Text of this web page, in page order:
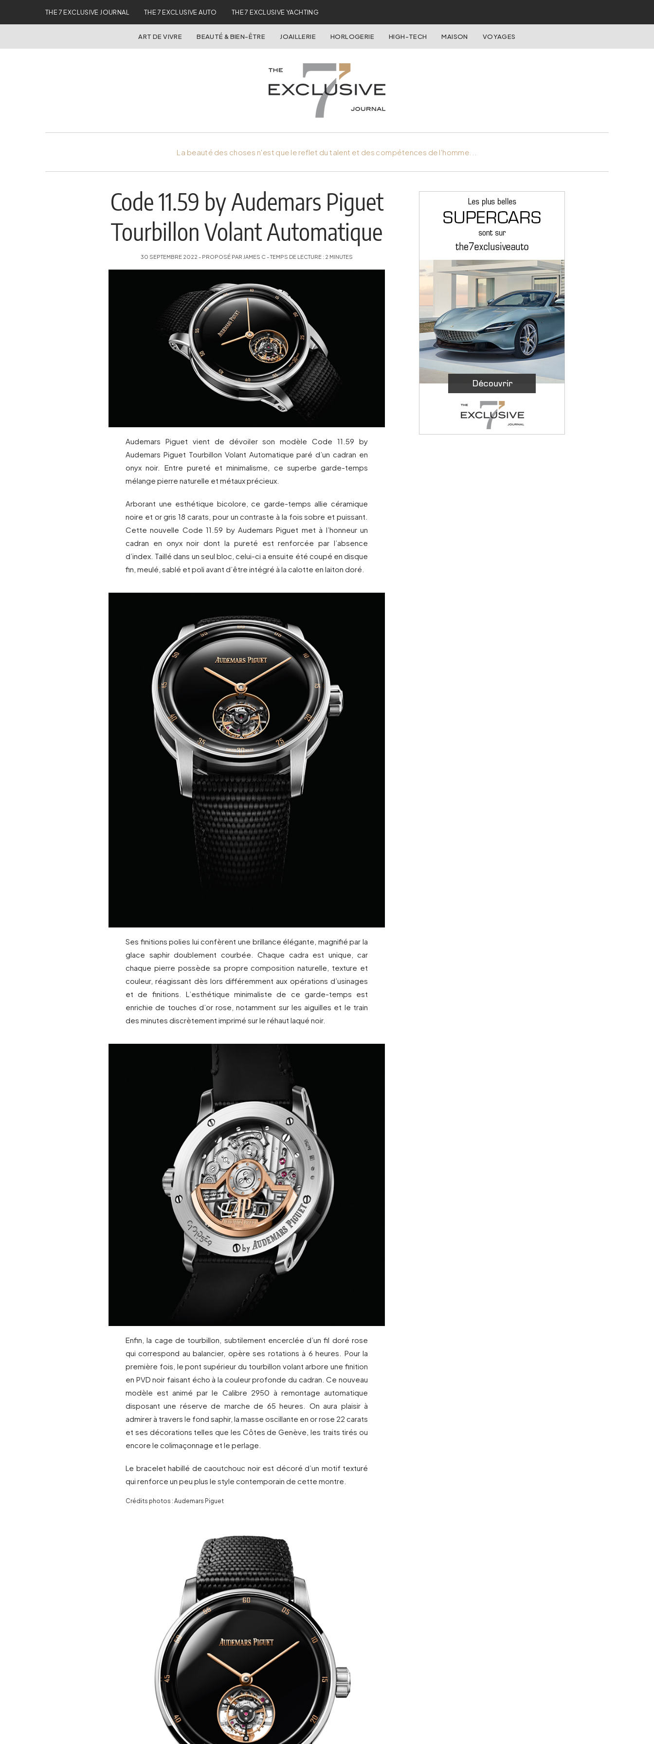
THE 7 EXCLUSIVE JOURNAL THE 7 EXCLUSIVE AUTO THE 7 EXCLUSIVE YACHTING
ART DE VIVRE BEAUTÉ & BIEN-ÊTRE JOAILLERIE HORLOGERIE HIGH-TECH MAISON VOYAGES
La beauté des choses n'est que le reflet du talent et des compétences de l'homme...
Code 11.59 by Audemars Piguet
Tourbillon Volant Automatique
30 SEPTEMBRE 2022 - PROPOSÉ PAR JAMES C - TEMPS DE LECTURE : 2 MINUTES
Audemars Piguet vient de dévoiler son modèle Code 11.59 by
Audemars Piguet Tourbillon Volant Automatique paré d’un cadran en
onyx noir. Entre pureté et minimalisme, ce superbe garde-temps
mélange pierre naturelle et métaux précieux.
Arborant une esthétique bicolore, ce garde-temps allie céramique
noire et or gris 18 carats, pour un contraste à la fois sobre et puissant.
Cette nouvelle Code 11.59 by Audemars Piguet met à l’honneur un
cadran en onyx noir dont la pureté est renforcée par l’absence
d’index. Taillé dans un seul bloc, celui-ci a ensuite été coupé en disque
fin, meulé, sablé et poli avant d’être intégré à la calotte en laiton doré.
Ses finitions polies lui confèrent une brillance élégante, magnifié par la
glace saphir doublement courbée. Chaque cadra est unique, car
chaque pierre possède sa propre composition naturelle, texture et
couleur, réagissant dès lors différemment aux opérations d’usinages
et de finitions. L’esthétique minimaliste de ce garde-temps est
enrichie de touches d’or rose, notamment sur les aiguilles et le train
des minutes discrètement imprimé sur le réhaut laqué noir.
Enfin, la cage de tourbillon, subtilement encerclée d’un fil doré rose
qui correspond au balancier, opère ses rotations à 6 heures. Pour la
première fois, le pont supérieur du tourbillon volant arbore une finition
en PVD noir faisant écho à la couleur profonde du cadran. Ce nouveau
modèle est animé par le Calibre 2950 à remontage automatique
disposant une réserve de marche de 65 heures. On aura plaisir à
admirer à travers le fond saphir, la masse oscillante en or rose 22 carats
et ses décorations telles que les Côtes de Genève, les traits tirés ou
encore le colimaçonnage et le perlage.
Le bracelet habillé de caoutchouc noir est décoré d’un motif texturé
qui renforce un peu plus le style contemporain de cette montre.
Crédits photos : Audemars Piguet